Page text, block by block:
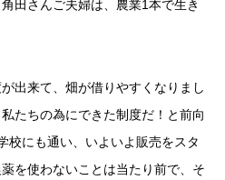
田さんご夫婦は、農業1本で生き
出来て、畑が借りやすくなりまし
たちの為にできた制度だ！と前向
校にも通い、いよいよ販売をスタ